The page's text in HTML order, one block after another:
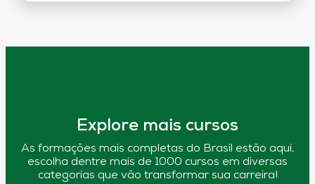
Explore mais cursos
As formações mais completas do Brasil estão aqui,
escolha dentre mais de 1000 cursos em diversas
categorias que vão transformar sua carreira!